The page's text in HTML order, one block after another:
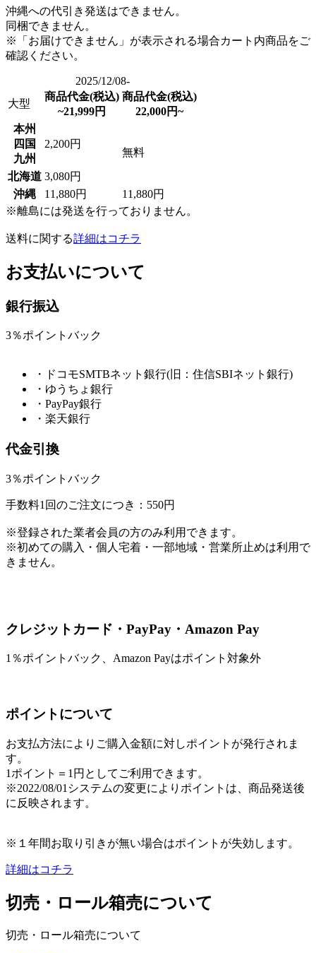
沖縄への代引き発送はできません。
同梱できません。
※「お届けできません」が表示される場合カート内商品をご
確認ください。
大型
商品代金(税込)
~21,999円
商品代金(税込)
22,000円~
本州
四国
九州
2,200円
無料
北海道 3,080円
沖縄
11,880円 11,880円
2025/12/08-
※離島には発送を行っておりません。
送料に関する詳細はコチラ
お支払いについて
銀行振込
3％ポイントバック
・ドコモSMTBネット銀行(旧：住信SBIネット銀行)
・ゆうちょ銀行
・PayPay銀行
・楽天銀行
代金引換
3％ポイントバック
手数料1回のご注文につき：550円
※登録された業者会員の方のみ利用できます。
※初めての購入・個人宅着・一部地域・営業所止めは利用で
きません。
クレジットカード・PayPay・Amazon Pay
1％ポイントバック、Amazon Payはポイント対象外
ポイントについて
お支払方法によりご購入金額に対しポイントが発行されま
す。
1ポイント＝1円としてご利用できます。
※2022/08/01システムの変更によりポイントは、商品発送後
に反映されます。
※１年間お取り引きが無い場合はポイントが失効します。
詳細はコチラ
切売・ロール箱売について
切売・ロール箱売について